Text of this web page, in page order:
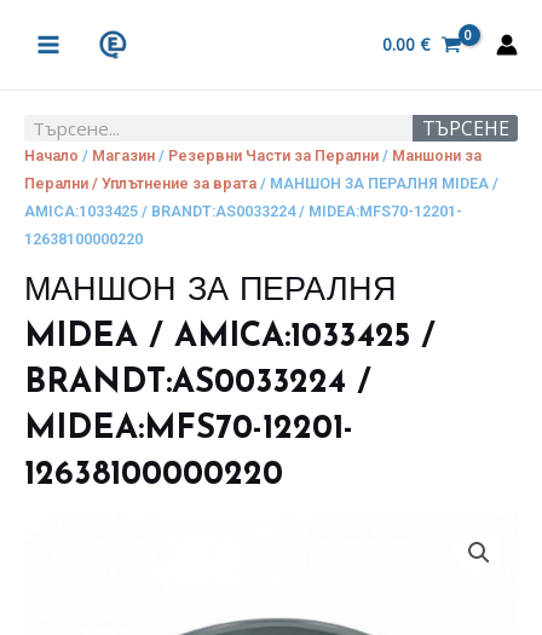
MENU
0.00 €
Search ТЪРСЕНЕ
Начало / Магазин / Резервни Части за Перални / Маншони за
Перални / Уплътнение за врата / МАНШОН ЗА ПЕРАЛНЯ MIDEA /
AMICA:1033425 / BRANDT:AS0033224 / MIDEA:MFS70-12201-
12638100000220
МАНШОН ЗА ПЕРАЛНЯ
MIDEA / AMICA:1033425 /
BRANDT:AS0033224 /
MIDEA:MFS70-12201-
12638100000220